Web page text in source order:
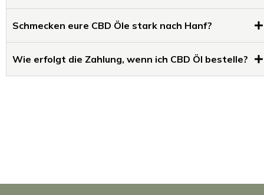
Schmecken eure CBD Öle stark nach Hanf?
Wie erfolgt die Zahlung, wenn ich CBD Öl bestelle?